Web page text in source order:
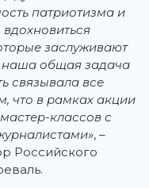
патриотизма и
заслуживают
наша общая задача
связывала все
что в рамках акции
классов с
, –
Российского